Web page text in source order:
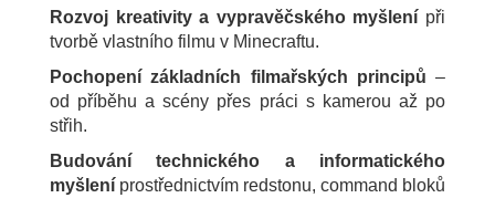
Rozvoj kreativity a vypravěčského myšlení při
tvorbě vlastního filmu v Minecraftu.
Pochopení základních filmařských principů –
od příběhu a scény přes práci s kamerou až po
střih.
Budování technického a informatického
myšlení prostřednictvím redstonu, command bloků